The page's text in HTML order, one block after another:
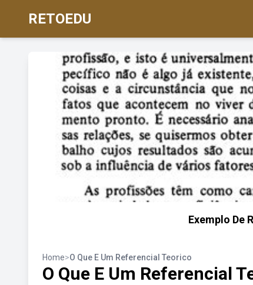
RETOEDU
Exemplo De
Home>O Que E Um Referencial Teorico
O Que E Um Referencial